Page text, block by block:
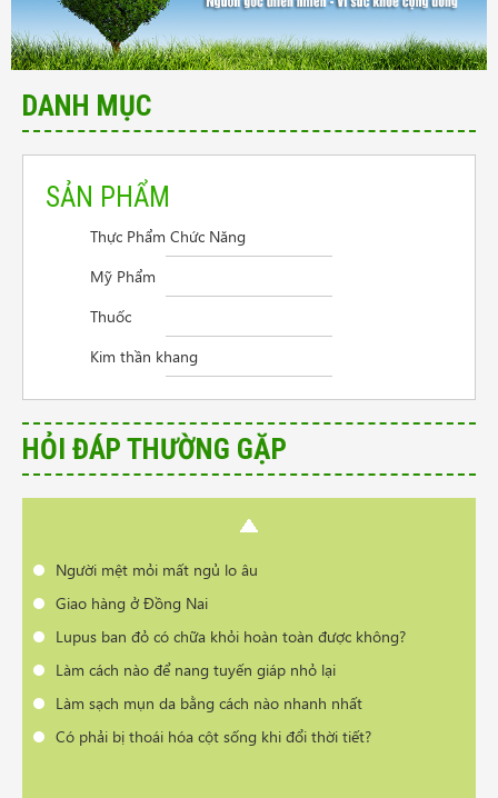
DANH MỤC
SẢN PHẨM
Thực Phẩm Chức Năng
Mỹ Phẩm
Thuốc
Kim thần khang
HỎI ĐÁP THƯỜNG GẶP
Cần tư vấn sản phẩm trị vẩy nến da đầu
Điều trị viêm thanh quản
Người mệt mỏi mất ngủ lo âu
Giao hàng ở Đồng Nai
Lupus ban đỏ có chữa khỏi hoàn toàn được không?
Làm cách nào để nang tuyến giáp nhỏ lại
Làm sạch mụn da bằng cách nào nhanh nhất
Có phải bị thoái hóa cột sống khi đổi thời tiết?
Cần tư vấn sản phẩm trị vẩy nến da đầu
Người mệt mỏi mất ngủ lo âu
Giao hàng ở Đồng Nai
Lupus ban đỏ có chữa khỏi hoàn toàn được không?
Làm cách nào để nang tuyến giáp nhỏ lại
Làm sạch mụn da bằng cách nào nhanh nhất
Có phải bị thoái hóa cột sống khi đổi thời tiết?